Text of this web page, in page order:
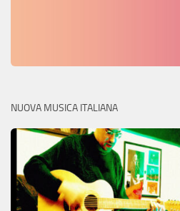
NUOVA MUSICA ITALIANA